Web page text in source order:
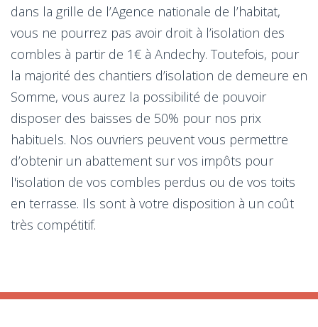
dans la grille de l’Agence nationale de l’habitat,
vous ne pourrez pas avoir droit à l’isolation des
combles à partir de 1€ à Andechy. Toutefois, pour
la majorité des chantiers d’isolation de demeure en
Somme, vous aurez la possibilité de pouvoir
disposer des baisses de 50% pour nos prix
habituels. Nos ouvriers peuvent vous permettre
d’obtenir un abattement sur vos impôts pour
l'isolation de vos combles perdus ou de vos toits
en terrasse. Ils sont à votre disposition à un coût
très compétitif.